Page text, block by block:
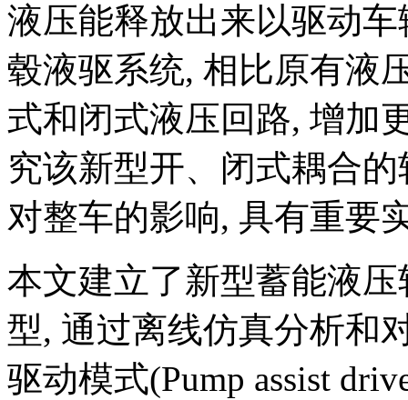
液压能释放出来以驱动
毂液驱系统, 相比原有液
式和闭式液压回路, 增加
究该新型开、闭式耦合
对整车的影响, 具有重要
本文建立了新型蓄能液
型, 通过离线仿真分析和
驱动模式(Pump assist